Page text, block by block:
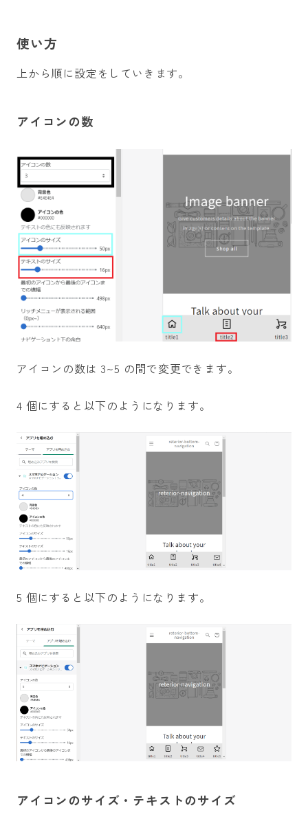
使い方
上から順に設定をしていきます。
アイコンの数
アイコンの数は 3~5 の間で変更できます。
4 個にすると以下のようになります。
5 個にすると以下のようになります。
アイコンのサイズ・テキストのサイズ